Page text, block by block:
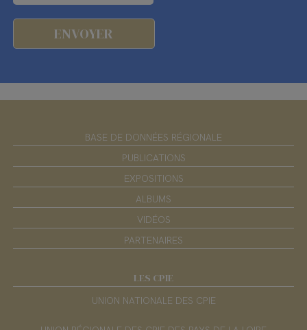
BASE DE DONNÉES RÉGIONALE
PUBLICATIONS
EXPOSITIONS
ALBUMS
VIDÉOS
PARTENAIRES
LES CPIE
UNION NATIONALE DES CPIE